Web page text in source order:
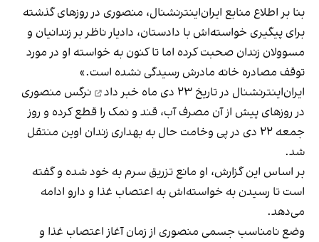
بنا بر اطلاع منابع ایران‌اینترنشنال، منصوری در روزهای گذشته
برای پیگیری خواسته‌اش با دادستان، دادیار ناظر بر زندانیان و
مسوولان زندان صحبت کرده اما تا کنون به خواسته‌ او در مورد
توقف مصادره خانه مادرش رسیدگی نشده است.»
ایران‌اینترنشنال در تاریخ ۲۳ دی‌ ماه
خبر داد
نرگس منصوری
در روزهای پیش از آن مصرف آب، قند و نمک را قطع کرده و روز
جمعه ۲۲ دی‌ در پی وخامت حال به بهداری زندان اوین منتقل
شد.
بر اساس این گزارش، او مانع تزریق سرم به خود شده و گفته
است تا رسیدن به خواسته‌اش به اعتصاب غذا و دارو ادامه
می‌دهد.
وضع نامناسب جسمی منصوری از زمان آغاز اعتصاب غذا و